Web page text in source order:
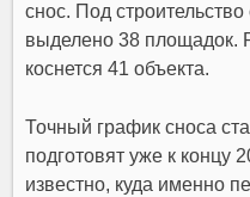
снос. Под
выделено 38 площадок.
коснется 41 объекта.
Точный график сноса
подготовят уже к концу
известно, куда именно